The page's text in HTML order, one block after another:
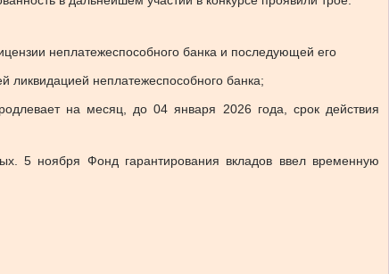
неплатежеспособного банка и последующей его
ликвидацией неплатежеспособного банка;
на месяц, до 04 января 2026 года, срок действия
5 ноября Фонд гарантирования вкладов ввел временную